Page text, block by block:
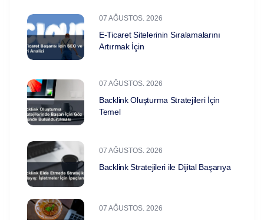
07 AĞUSTOS. 2026
E-Ticaret Sitelerinin Sıralamalarını
Artırmak İçin
07 AĞUSTOS. 2026
Backlink Oluşturma Stratejileri İçin
Temel
07 AĞUSTOS. 2026
Backlink Stratejileri ile Dijital Başarıya
07 AĞUSTOS. 2026